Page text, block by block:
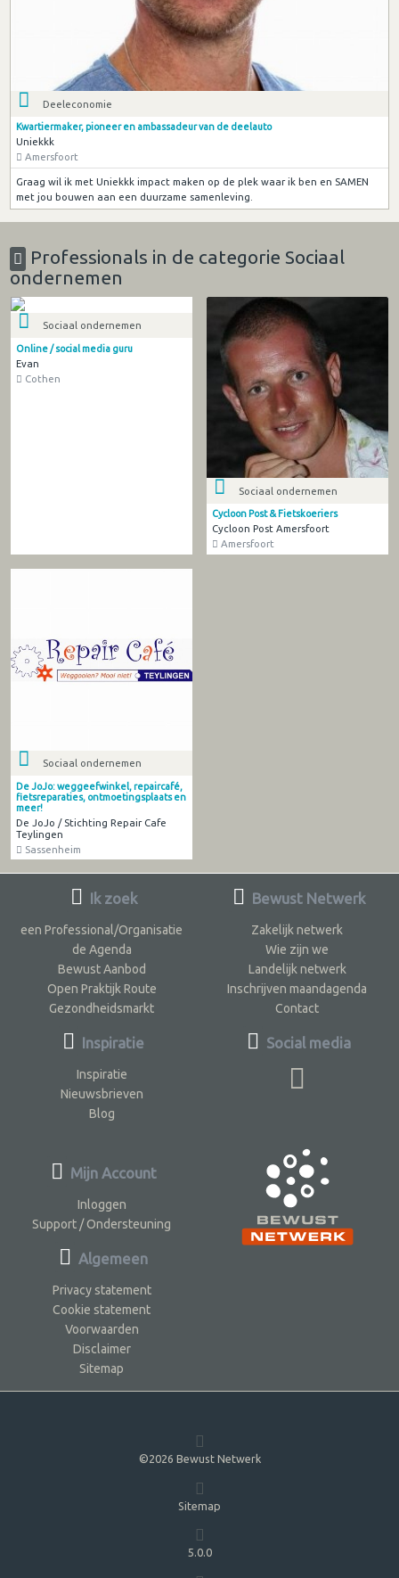
Deeleconomie
Kwartiermaker, pioneer en ambassadeur van de deelauto
Uniekkk
Amersfoort
Graag wil ik met Uniekkk impact maken op de plek waar ik ben en SAMEN
met jou bouwen aan een duurzame samenleving.
Professionals in de categorie Sociaal
ondernemen
Sociaal ondernemen
Online / social media guru
Evan
Cothen
Sociaal ondernemen
Cycloon Post & Fietskoeriers
Cycloon Post Amersfoort
Amersfoort
Sociaal ondernemen
De JoJo: weggeefwinkel, repaircafé,
fietsreparaties, ontmoetingsplaats en
meer!
De JoJo / Stichting Repair Cafe
Teylingen
Sassenheim
Ik zoek
een Professional/Organisatie
de Agenda
Bewust Aanbod
Open Praktijk Route
Gezondheidsmarkt
Inspiratie
Inspiratie
Nieuwsbrieven
Blog
Bewust Netwerk
Zakelijk netwerk
Wie zijn we
Landelijk netwerk
Inschrijven maandagenda
Contact
Social media
Mijn Account
Inloggen
Support / Ondersteuning
Algemeen
Privacy statement
Cookie statement
Voorwaarden
Disclaimer
Sitemap
©2026 Bewust Netwerk
Sitemap
5.0.0